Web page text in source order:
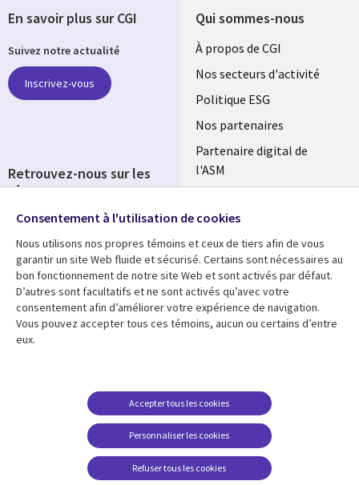
Qui sommes-nous
Useful
links
FRANCE
À propos de CGI
Nos secteurs d'activité
Politique ESG
Nos partenaires
Partenaire digital de
l'ASM
Fusions
Ressources
Library
Links
Articles
Blog
Support
Legal
Accessibilité
conditions juridiques
FAQ Carrières
Centre de gestion des
témoins
En savoir plus sur CGI
Suivez notre actualité
Inscrivez-vous
Retrouvez-nous sur les
réseaux
Social
Media
FRANCE
Consentement à l'utilisation de cookies
Nous utilisons nos propres témoins et ceux de tiers afin de vous
garantir un site Web fluide et sécurisé. Certains sont nécessaires au
bon fonctionnement de notre site Web et sont activés par défaut.
D’autres sont facultatifs et ne sont activés qu’avec votre
consentement afin d’améliorer votre expérience de navigation.
Vous pouvez accepter tous ces témoins, aucun ou certains d’entre
eux.
Personnaliser les cookies
Accepter tous les cookies
Refuser tous les cookies